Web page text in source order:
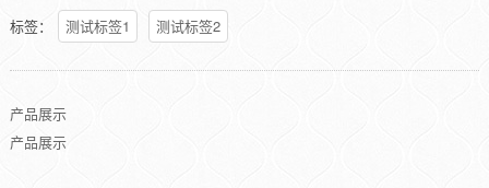
标签： 测试标签1 测试标签2
产品展示
产品展示